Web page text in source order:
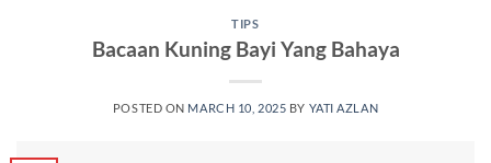
TIPS
Bacaan Kuning Bayi Yang Bahaya
POSTED ON MARCH 10, 2025 BY YATI AZLAN